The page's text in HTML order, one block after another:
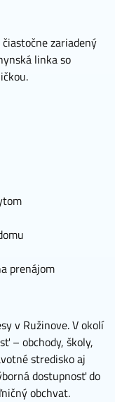
zariadený
linka so
prenájom
v Ružinove. V okolí
– obchody, školy,
stredisko aj
dostupnosť do
obchvat.